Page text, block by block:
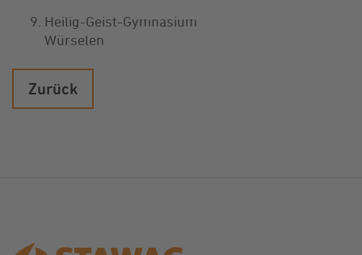
Heilig-Geist-Gymnasium
Würselen
Zurück